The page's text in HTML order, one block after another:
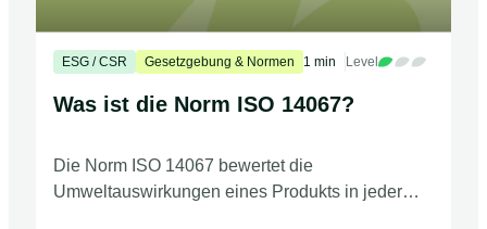
ESG / CSR Gesetzgebung & Normen 1 min Level
Was ist die Norm ISO 14067?
Die Norm ISO 14067 bewertet die
Umweltauswirkungen eines Produkts in jeder